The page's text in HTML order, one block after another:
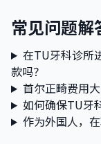
常见问题解
在TU牙科诊所
款吗？
首尔正畸费用
如何确保TU牙
作为外国人，